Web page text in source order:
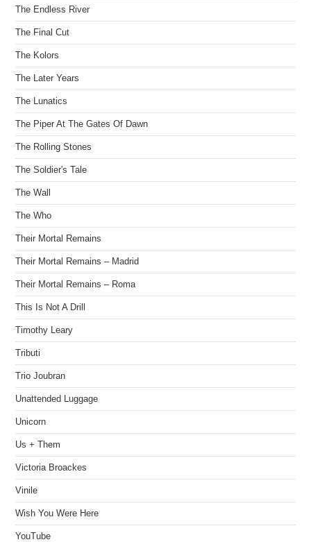
The Endless River
The Final Cut
The Kolors
The Later Years
The Lunatics
The Piper At The Gates Of Dawn
The Rolling Stones
The Soldier's Tale
The Wall
The Who
Their Mortal Remains
Their Mortal Remains – Madrid
Their Mortal Remains – Roma
This Is Not A Drill
Timothy Leary
Tributi
Trio Joubran
Unattended Luggage
Unicorn
Us + Them
Victoria Broackes
Vinile
Wish You Were Here
YouTube